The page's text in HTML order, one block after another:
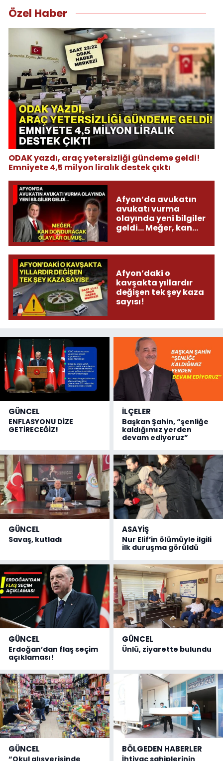
Özel Haber
ODAK yazdı, araç yetersizliği gündeme geldi!
Emniyete 4,5 milyon liralık destek çıktı
Afyon’da avukatın
avukatı vurma
olayında yeni bilgiler
geldi... Meğer, kan
olmuş...
Afyon’daki o
kavşakta yıllardır
değişen tek şey kaza
sayısı!
GÜNCEL
ENFLASYONU DİZE
GETİRECEĞİZ!
İLÇELER
Başkan Şahin, “şenliğe
kaldığımız yerden
devam ediyoruz”
GÜNCEL
Savaş, kutladı
ASAYİŞ
Nur Elif’in ölümüyle ilgili
ilk duruşma görüldü
GÜNCEL
Erdoğan’dan flaş seçim
açıklaması!
GÜNCEL
Ünlü, ziyarette bulundu
GÜNCEL
“Okul alışverişinde
BÖLGEDEN HABERLER
İhtiyaç sahiplerinin